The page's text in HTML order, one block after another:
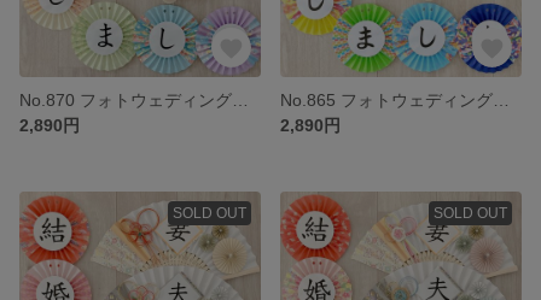
2,890円
2,890円
SOLD OUT SOLD OUT